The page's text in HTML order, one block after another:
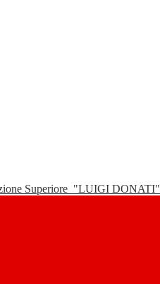
Superiore "LUIGI DONATI"